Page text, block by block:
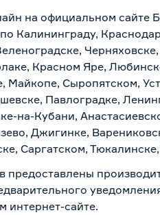
на официальном сайте
Калининграду,
Красном Яре,
Майкопе, Сыропятском,
Павлоградке,
на-Кубани,
Джигинке,
Саргатском,
интернет-сайте.